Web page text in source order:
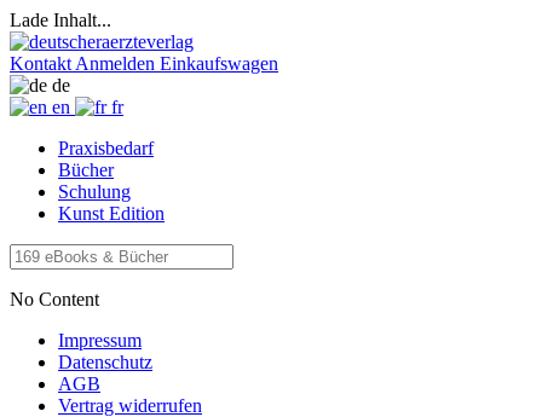
Lade Inhalt...
Kontakt Anmelden Einkaufswagen
de
en
fr
Praxisbedarf
Bücher
Schulung
Kunst Edition
No Content
Impressum
Datenschutz
AGB
Vertrag widerrufen